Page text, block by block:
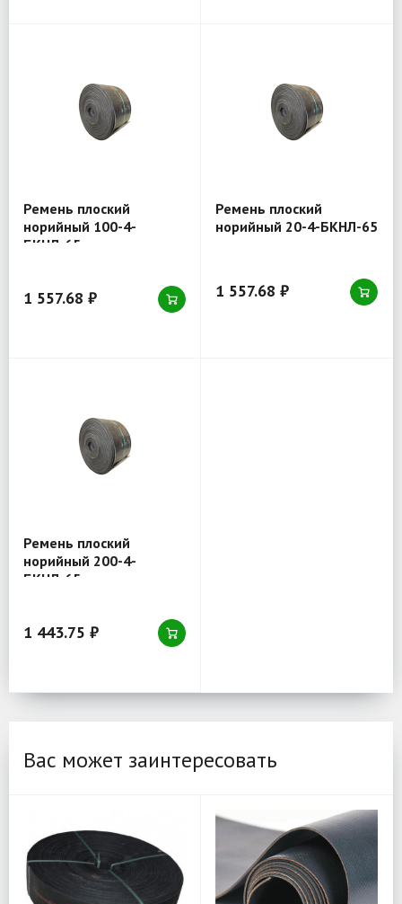
Ремень плоский
норийный 100-4-
БКНЛ-65
1 557.68 ₽
Ремень плоский
норийный 20-4-БКНЛ-65
1 557.68 ₽
Ремень плоский
норийный 200-4-
БКНЛ-65
1 443.75 ₽
Вас может заинтересовать